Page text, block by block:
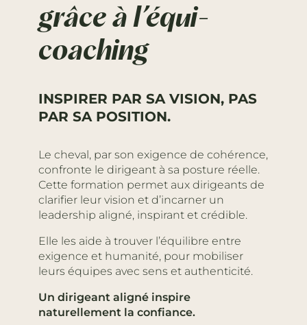
grâce à l’équi-
coaching
INSPIRER PAR SA VISION, PAS
PAR SA POSITION.
Le cheval, par son exigence de cohérence,
confronte le dirigeant à sa posture réelle.
Cette formation permet aux dirigeants de
clarifier leur vision et d’incarner un
leadership aligné, inspirant et crédible.
Elle les aide à trouver l’équilibre entre
exigence et humanité, pour mobiliser
leurs équipes avec sens et authenticité.
Un dirigeant aligné inspire
naturellement la confiance.